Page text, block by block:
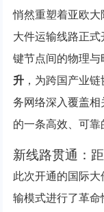
悄然重塑着亚欧
大件运输线路正
键节点间的物理
升 ，为跨国产业
务网络深入覆盖
的一条高效、可靠
新线路贯通：
此次开通的国际
输模式进行了革